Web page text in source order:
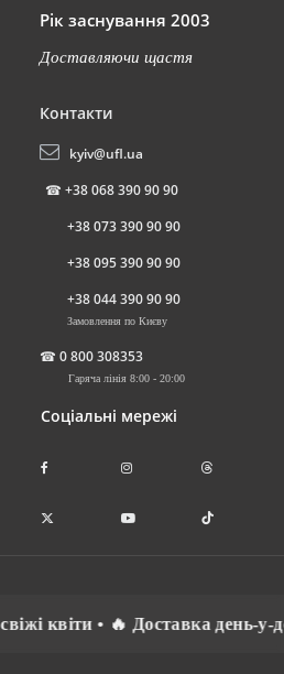
Рік заснування 2003
Доставляючи щастя
Контакти
kyiv@ufl.ua
☎ +38 068 390 90 90
+38 073 390 90 90
+38 095 390 90 90
+38 044 390 90 90
Замовлення по Києву
☎ 0 800 308353
Гаряча лінія 8:00 - 20:00
Соціальні мережі
• 🔥 Доставка день-у-